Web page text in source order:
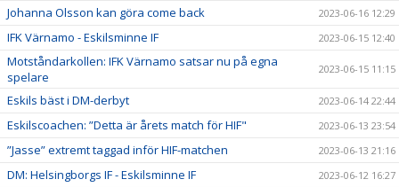
Johanna Olsson kan göra come back 2023-06-16 12:29
IFK Värnamo - Eskilsminne IF 2023-06-15 12:40
Motståndarkollen: IFK Värnamo satsar nu på egna
spelare
2023-06-15 11:15
Eskils bäst i DM-derbyt 2023-06-14 22:44
Eskilscoachen: ”Detta är årets match för HIF" 2023-06-13 23:54
”Jasse” extremt taggad inför HIF-matchen 2023-06-13 21:16
DM: Helsingborgs IF - Eskilsminne IF 2023-06-12 16:27